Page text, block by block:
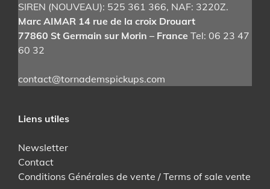
sur
la
page
SIREN (NOUVEAU): 525 361 366, NAF: 3220Z.
Marc AIMAR 14 rue de la croix Drouart
77860 St Germain sur Morin – France Tel: 06 23 47
60 32
contact@tornademspickups.com
Liens utiles
Newsletter
Contact
Conditions Générales de vente / Terms of sale vente